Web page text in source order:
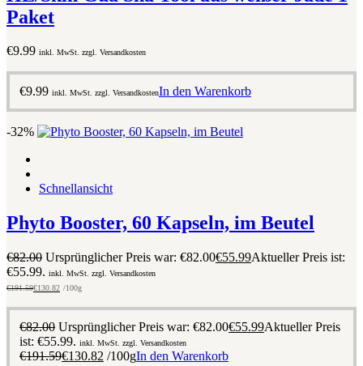
Paket
€9.99 inkl. MwSt. zzgl. Versandkosten
€9.99 inkl. MwSt. zzgl. VersandkostenIn den Warenkorb
-32%
Schnellansicht
Phyto Booster, 60 Kapseln, im Beutel
€82.00 Ursprünglicher Preis war: €82.00€55.99Aktueller Preis ist:
€55.99. inkl. MwSt. zzgl. Versandkosten
€191.59€130.82 /100g
€82.00 Ursprünglicher Preis war: €82.00€55.99Aktueller Preis
ist: €55.99. inkl. MwSt. zzgl. Versandkosten
€191.59€130.82 /100gIn den Warenkorb